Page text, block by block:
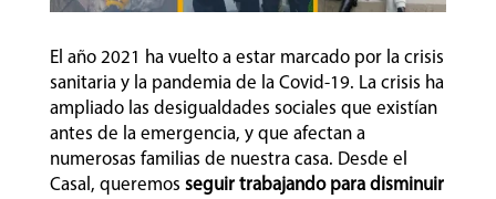
El año 2021 ha vuelto a estar marcado por la crisis
sanitaria y la pandemia de la Covid-19. La crisis ha
ampliado las desigualdades sociales que existían
antes de la emergencia, y que afectan a
numerosas familias de nuestra casa. Desde el
Casal, queremos seguir trabajando para disminuir